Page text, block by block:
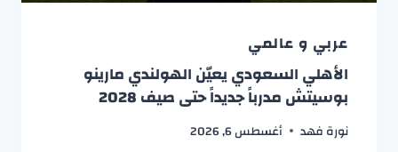
عربي و عالمي
الأهلي السعودي يعيّن الهولندي مارينو
بوسيتش مدرباً جديداً حتى صيف 2028
نورة فهد أغسطس 6, 2026